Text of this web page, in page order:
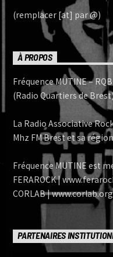
(remplacer [at] par @)
À PROPOS
Fréquence MUTINE – RQB
(Radio Quartiers de Brest)
La Radio Associative
Mhz FM Brest et sa
Fréquence MUTINE est
FERAROCK |
CORLAB |
PARTENAIRES